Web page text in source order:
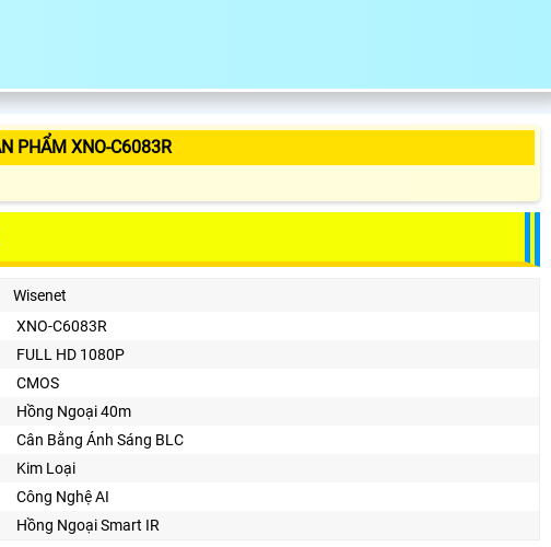
PHẨM XNO-C6083R
Wisenet
XNO-C6083R
FULL HD 1080P
CMOS
Hồng Ngoại 40m
Cân Bằng Ánh Sáng BLC
Kim Loại
Công Nghệ AI
Hồng Ngoại Smart IR